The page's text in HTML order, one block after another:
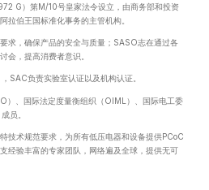
G）第M/10号皇家法令设立，由商务部和投资
拉伯王国标准化事务的主管机构。
求，确保产品的安全与质量；SASO志在通过各
会，提高消费者意识。
SAC负责实验室认证以及机构认证。
）、国际法定度量衡组织（OIML）、国际电工委
员。
技术规范要求，为所有低压电器和设备提供PCoC
经验丰富的专家团队，网络遍及全球，提供无可